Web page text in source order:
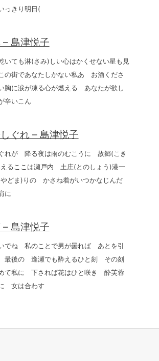
っきり明日(
– 島津悦子
いても淋(さみ)しい心はかくせない星も見
街であなたしかない私あゝお酒くださ
胸に涙が凍る心が燃える あなたが欲し
辛いこん
ぐれ – 島津悦子
れが 降る夜は雨のむこうに 故郷(こき
えるここは瀬戸内 土庄(とのしょう)港一
どま)りの かさね着がいつかなじんだ
に
– 島津悦子
でね 私のことで男が曇れば あとを引
最後の 逢瀬でも酔えるひと刻 その刻
て私に 下されば花はひと咲き 酔芙蓉
女は合わす